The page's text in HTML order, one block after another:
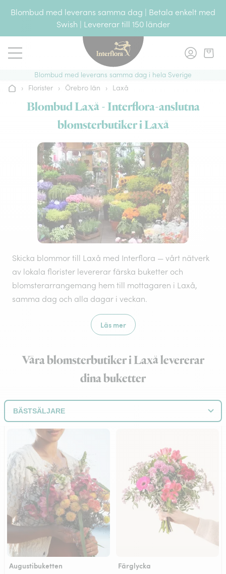
Blombud med leverans samma dag | Betala enkelt med
Swish | Levererar till 150 länder
Blombud med leverans samma dag i hela Sverige
Hem› Florister › Örebro län › Laxå
Blombud Laxå - Interflora-anslutna
blomsterbutiker i Laxå
Skicka blommor till Laxå med Interflora — vårt nätverk
av lokala florister levererar färska buketter och
blomsterarrangemang hem till mottagaren i Laxå,
samma dag och alla dagar i veckan.
Läs mer
Våra blomsterbutiker i Laxå levererar
dina buketter
Augustibuketten Färglycka